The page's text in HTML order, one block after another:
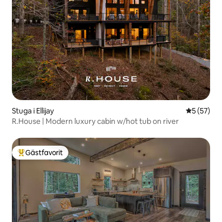
Stuga i Ellijay 5 av 5 i
5 (57)
R.House | Modern luxury cabin w/hot tub on river
Populär gästfavorit
Gästfavorit